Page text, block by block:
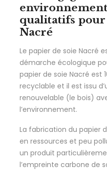
qualitatifs pour
Nacré
Le papier de soie Nacré
démarche écologique
papier de soie Nacré est
recyclable et il est issu
renouvelable (le bois)
l’environnement.
La fabrication du papier
en ressources et peu
un produit
l’empreinte carbone de